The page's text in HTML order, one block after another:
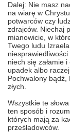
Dalej: Nie masz
na wiarę w
potwarców czy
zdrajców. Niechaj
mianowicie, w
Twego ludu
niech się załamie
upadek albo
Pochwalony bądź,
złych.
Wszystkie te
ten sposób i
których mają za
prześladowców.